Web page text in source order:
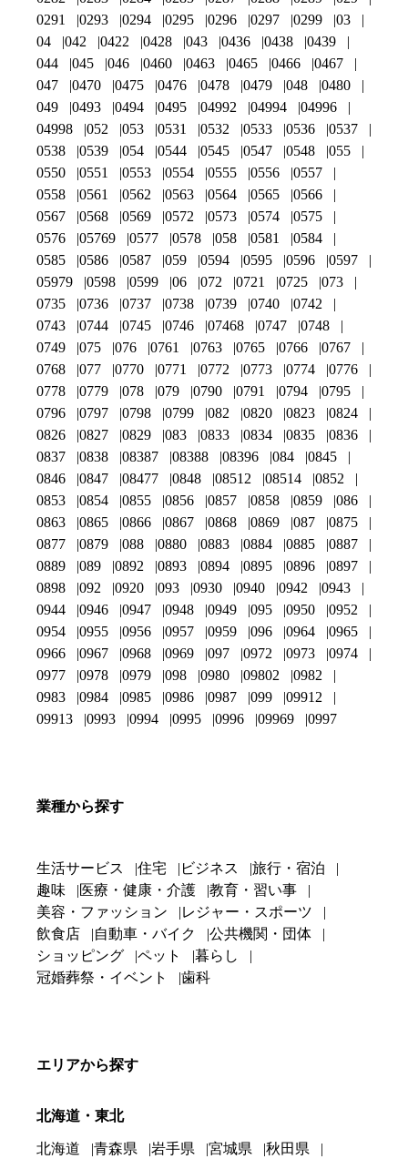
0291
0293 0294 0295 0296 0297 0299
03
04
042 0422 0428 043 0436 0438
0439
044
045 046 0460 0463 0465 0466
0467
047
0470 0475 0476 0478 0479 048
0480
049
0493 0494 0495 04992 04994
04996
04998
052 053 0531 0532 0533 0536
0537
0538
0539 054 0544 0545 0547 0548
055
0550
0551 0553 0554 0555 0556
0557
0558
0561 0562 0563 0564 0565
0566
0567
0568 0569 0572 0573 0574
0575
0576
05769 0577 0578 058 0581
0584
0585
0586 0587 059 0594 0595 0596
0597
05979
0598 0599 06 072 0721 0725
073
0735
0736 0737 0738 0739 0740
0742
0743
0744 0745 0746 07468 0747
0748
0749
075 076 0761 0763 0765 0766
0767
0768
077 0770 0771 0772 0773 0774
0776
0778
0779 078 079 0790 0791 0794
0795
0796
0797 0798 0799 082 0820 0823
0824
0826
0827 0829 083 0833 0834 0835
0836
0837
0838 08387 08388 08396 084
0845
0846
0847 08477 0848 08512 08514
0852
0853
0854 0855 0856 0857 0858 0859
086
0863
0865 0866 0867 0868 0869 087
0875
0877
0879 088 0880 0883 0884 0885
0887
0889
089 0892 0893 0894 0895 0896
0897
0898
092 0920 093 0930 0940 0942
0943
0944
0946 0947 0948 0949 095 0950
0952
0954
0955 0956 0957 0959 096 0964
0965
0966
0967 0968 0969 097 0972 0973
0974
0977
0978 0979 098 0980 09802
0982
0983
0984 0985 0986 0987 099
09912
09913
0993 0994 0995 0996 09969 0997
業種から探す
生活サービス 住宅 ビジネス
旅行・宿泊
趣味
医療・健康・介護
教育・習い事
美容・ファッション
レジャー・スポーツ
飲食店
自動車・バイク
公共機関・団体
ショッピング
ペット
暮らし
冠婚葬祭・イベント
歯科
エリアから探す
北海道・東北
北海道 青森県 岩手県 宮城県
秋田県